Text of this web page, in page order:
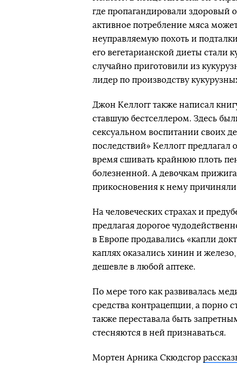
где пропагандировали здоровый
активное потребление мяса
неуправляемую похоть и
его вегетарианской диеты стали
случайно приготовили из
лидер по производству
Джон Келлогг также написал
ставшую бестселлером. Здесь
сексуальном воспитании своих
последствий» Келлогг предлагал
время сшивать крайнюю плоть
болезненной. А девочкам
прикосновения к нему причиняли
На человеческих страхах и
предлагая дорогое
в Европе продавались «капли
каплях оказались хинин и
дешевле в любой аптеке.
По мере того как развивалась
средства контрацепции, а порно
также переставала быть
стесняются в ней признаваться.
Мортен Арника Скюдсгор